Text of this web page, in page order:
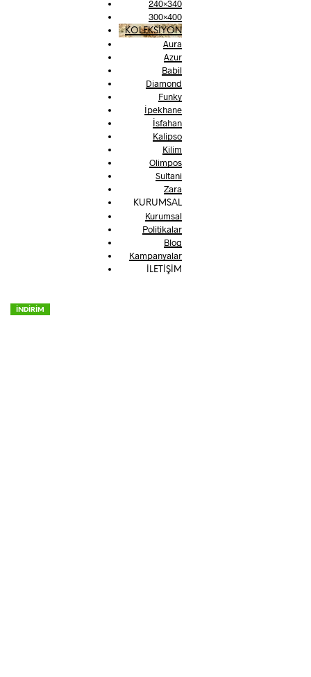
240×340
300×400
KOLEKSİYON
Aura
Azur
Babil
Diamond
Funky
İpekhane
İsfahan
Kalipso
Kilim
Olimpos
Sultani
Zara
KURUMSAL
Kurumsal
Politikalar
Blog
Kampanyalar
İLETİŞİM
İNDİRİM